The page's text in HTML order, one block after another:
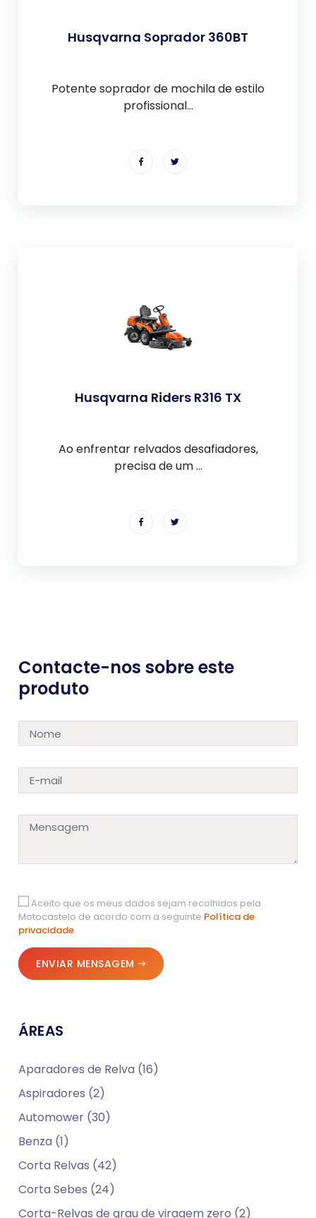
Husqvarna Soprador 360BT
Potente soprador de mochila de estilo
profissional...
Husqvarna Riders R316 TX
Ao enfrentar relvados desafiadores,
precisa de um ...
Contacte-nos sobre este
produto
Aceito que os meus dados sejam recolhidos pela
Motocastelo de acordo com a seguinte Política de
privacidade.
ENVIAR MENSAGEM
ÁREAS
Aparadores de Relva (16)
Aspiradores (2)
Automower (30)
Benza (1)
Corta Relvas (42)
Corta Sebes (24)
Corta-Relvas de grau de viragem zero (2)